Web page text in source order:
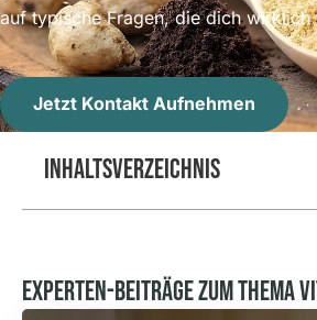
auf typische Fragen, die dich wirklich
Jetzt Kontakt Aufnehmen
Inhaltsverzeichnis
Experten-Beiträge Zum Thema